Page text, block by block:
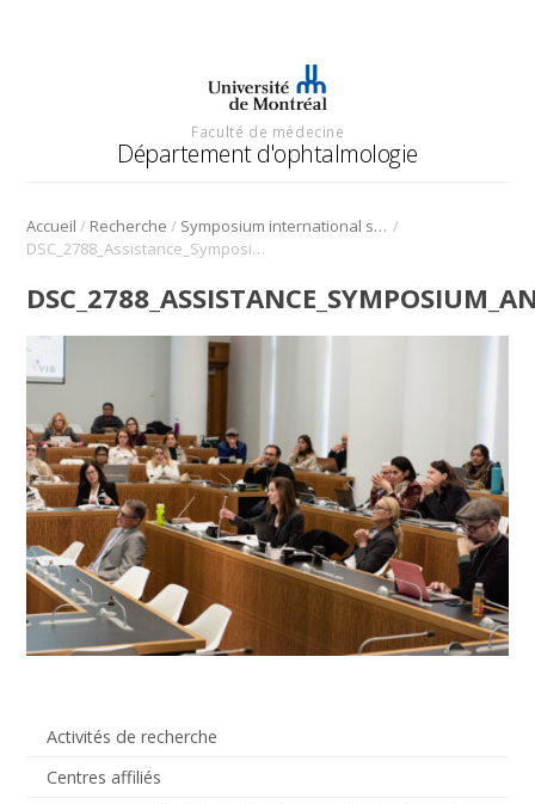
Faculté de médecine
Département d'ophtalmologie
Accueil / Recherche / Symposium international sur l’angiogenèse rétinienne et choroïdienne /
DSC_2788_Assistance_Symposium_Angio_2022
Activités de recherche
Centres affiliés